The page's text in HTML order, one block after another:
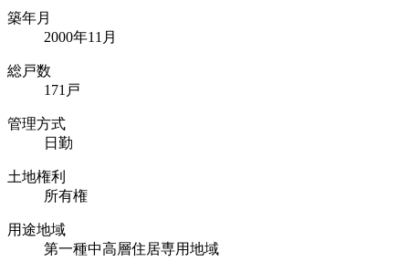
築年月
2000年11月
総戸数
171戸
管理方式
日勤
土地権利
所有権
用途地域
第一種中高層住居専用地域